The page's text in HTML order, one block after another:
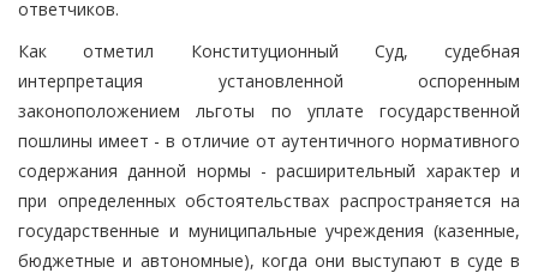
ответчиков.
Как отметил Конституционный Суд, судебная
интерпретация установленной оспоренным
законоположением льготы по уплате государственной
пошлины имеет - в отличие от аутентичного нормативного
содержания данной нормы - расширительный характер и
при определенных обстоятельствах распространяется на
государственные и муниципальные учреждения (казенные,
бюджетные и автономные), когда они выступают в суде в